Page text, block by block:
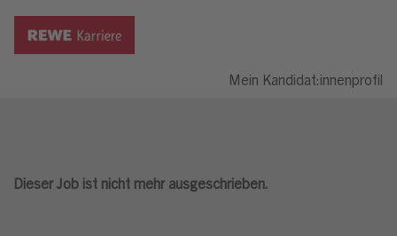
Mein Kandidat:innenprofil
Dieser Job ist nicht mehr ausgeschrieben.